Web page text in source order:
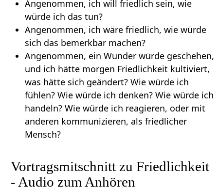
Angenommen, ich will friedlich sein, wie
würde ich das tun?
Angenommen, ich wäre friedlich, wie würde
sich das bemerkbar machen?
Angenommen, ein Wunder würde geschehen,
und ich hätte morgen Friedlichkeit kultiviert,
was hätte sich geändert? Wie würde ich
fühlen? Wie würde ich denken? Wie würde ich
handeln? Wie würde ich reagieren, oder mit
anderen kommunizieren, als friedlicher
Mensch?
Vortragsmitschnitt zu Friedlichkeit
- Audio zum Anhören